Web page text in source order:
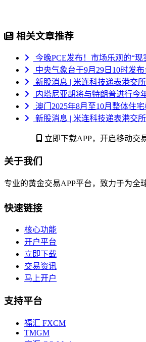
相关文章推荐
今晚PCE发布！市场乐观的“现
中央气象台于9月29日10时发
新股消息 | 米连科技递表港交
内塔尼亚胡将与特朗普进行今
澳门2025年8月至10月整体住
新股消息 | 米连科技递表港交
立即下载APP，开启移动交
关于我们
专业的黄金交易APP平台，致力于为全
快速链接
核心功能
开户平台
立即下载
交易资讯
马上开户
支持平台
福汇 FXCM
TMGM